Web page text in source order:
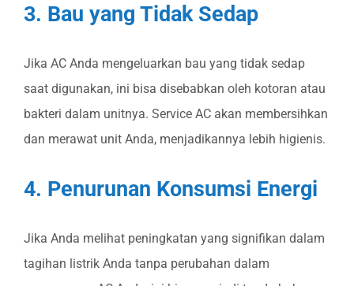
3. Bau yang Tidak Sedap
Jika AC Anda mengeluarkan bau yang tidak sedap
saat digunakan, ini bisa disebabkan oleh kotoran atau
bakteri dalam unitnya. Service AC akan membersihkan
dan merawat unit Anda, menjadikannya lebih higienis.
4. Penurunan Konsumsi Energi
Jika Anda melihat peningkatan yang signifikan dalam
tagihan listrik Anda tanpa perubahan dalam